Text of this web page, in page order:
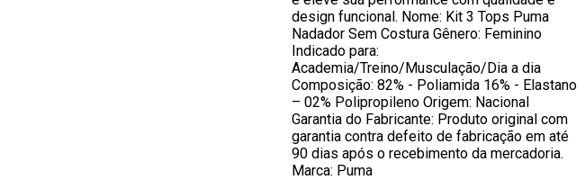
design funcional. Nome: Kit 3 Tops Puma
Nadador Sem Costura Gênero: Feminino
Indicado para:
Academia/Treino/Musculação/Dia a dia
Composição: 82% - Poliamida 16% - Elastano
– 02% Polipropileno Origem: Nacional
Garantia do Fabricante: Produto original com
garantia contra defeito de fabricação em até
90 dias após o recebimento da mercadoria.
Marca: Puma